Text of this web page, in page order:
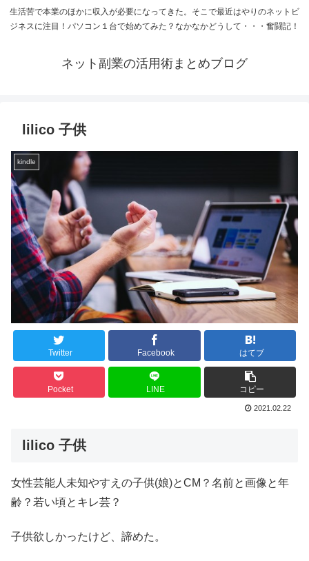
生活苦で本業のほかに収入が必要になってきた。そこで最近はやりのネットビ
ジネスに注目！パソコン１台で始めてみた？なかなかどうして・・・奮闘記！
ネット副業の活用術まとめブログ
lilico 子供
kindle
Twitter Facebook はてブ
Pocket LINE コピー
2021.02.22
lilico 子供
女性芸能人未知やすえの子供(娘)とCM？名前と画像と年
齢？若い頃とキレ芸？
子供欲しかったけど、諦めた。